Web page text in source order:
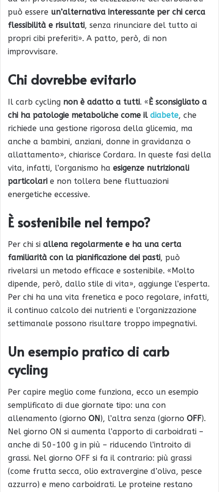
può essere un’alternativa interessante per chi cerca
flessibilità e risultati, senza rinunciare del tutto ai
propri cibi preferiti». A patto, però, di non
improvvisare.
Chi dovrebbe evitarlo
Il carb cycling non è adatto a tutti. «È sconsigliato a
chi ha patologie metaboliche come il diabete, che
richiede una gestione rigorosa della glicemia, ma
anche a bambini, anziani, donne in gravidanza o
allattamento», chiarisce Cordara. In queste fasi della
vita, infatti, l’organismo ha esigenze nutrizionali
particolari e non tollera bene fluttuazioni
energetiche eccessive.
È sostenibile nel tempo?
Per chi si allena regolarmente e ha una certa
familiarità con la pianificazione dei pasti, può
rivelarsi un metodo efficace e sostenibile. «Molto
dipende, però, dallo stile di vita», aggiunge l’esperta.
Per chi ha una vita frenetica e poco regolare, infatti,
il continuo calcolo dei nutrienti e l’organizzazione
settimanale possono risultare troppo impegnativi.
Un esempio pratico di carb
cycling
Per capire meglio come funziona, ecco un esempio
semplificato di due giornate tipo: una con
allenamento (giorno ON), l’altra senza (giorno OFF).
Nel giorno ON si aumenta l’apporto di carboidrati –
anche di 50-100 g in più – riducendo l’introito di
grassi. Nel giorno OFF si fa il contrario: più grassi
(come frutta secca, olio extravergine d’oliva, pesce
azzurro) e meno carboidrati. Le proteine restano